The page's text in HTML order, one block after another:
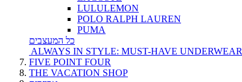
LULULEMON
POLO RALPH LAUREN
PUMA
כל המעצבים
ALWAYS IN STYLE: MUST-HAVE UNDERWEAR
FIVE POINT FOUR
THE VACATION SHOP